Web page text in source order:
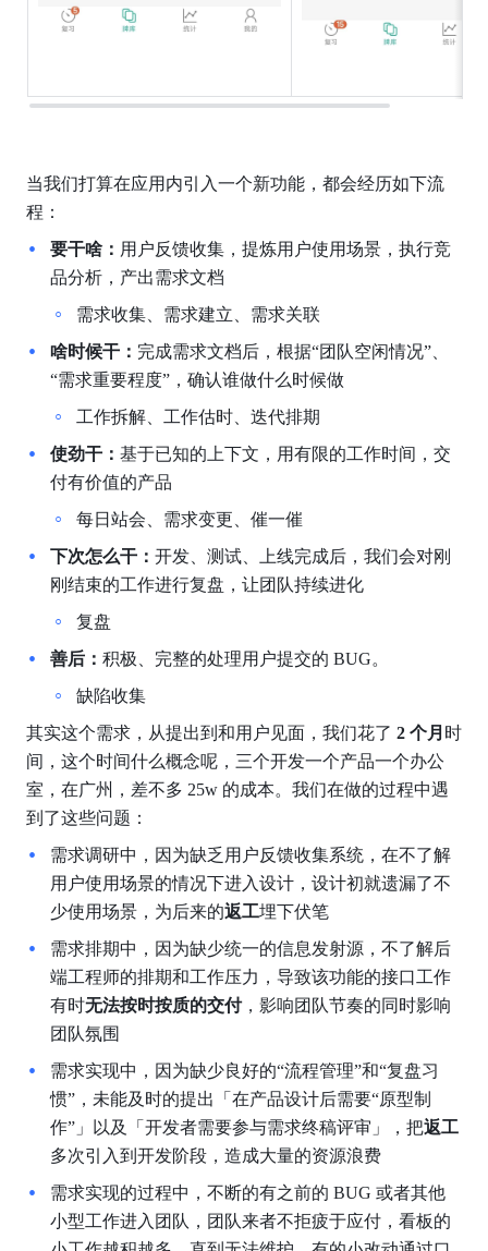
当我们打算在应用内引入一个新功能，都会经历如下流
程：
要干啥： 用户反馈收集，提炼用户使用场景，执行竞
品分析，产出需求文档
需求收集、需求建立、需求关联
啥时候干： 完成需求文档后，根据“团队空闲情况”、
“需求重要程度”，确认谁做什么时候做
工作拆解、工作估时、迭代排期
使劲干： 基于已知的上下文，用有限的工作时间，交
付有价值的产品
每日站会、需求变更、催一催
下次怎么干： 开发、测试、上线完成后，我们会对刚
刚结束的工作进行复盘，让团队持续进化
复盘
善后： 积极、完整的处理用户提交的 BUG。
缺陷收集
其实这个需求，从提出到和用户见面，我们花了 2 个月 时
间，这个时间什么概念呢，三个开发一个产品一个办公
室，在广州，差不多 25w 的成本。我们在做的过程中遇
到了这些问题：
需求调研中，因为缺乏用户反馈收集系统，在不了解
用户使用场景的情况下进入设计，设计初就遗漏了不
少使用场景，为后来的返工埋下伏笔
需求排期中，因为缺少统一的信息发射源，不了解后
端工程师的排期和工作压力，导致该功能的接口工作
有时无法按时按质的交付，影响团队节奏的同时影响
团队氛围
需求实现中，因为缺少良好的“流程管理”和“复盘习
惯”，未能及时的提出「在产品设计后需要“原型制
作”」以及「开发者需要参与需求终稿评审」，把返工
多次引入到开发阶段，造成大量的资源浪费
需求实现的过程中，不断的有之前的 BUG 或者其他
小型工作进入团队，团队来者不拒疲于应付，看板的